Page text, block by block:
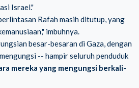
Israel."
Rafah masih ditutup, yang
imbuhnya.
besar-besaran di Gaza, dengan
-- hampir seluruh penduduk
mereka yang mengungsi berkali-